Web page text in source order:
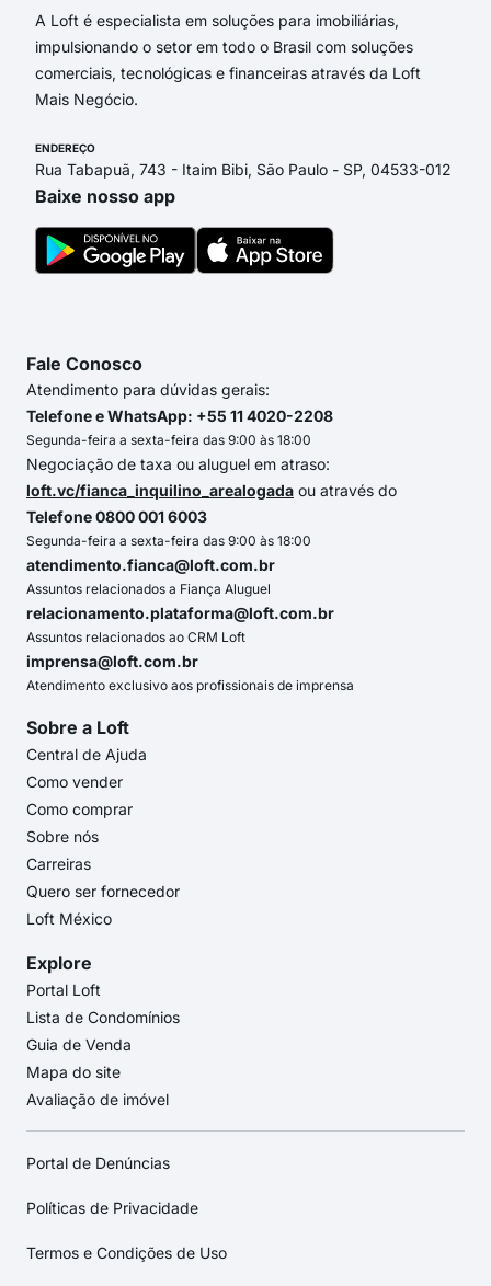
A Loft é especialista em soluções para imobiliárias,
impulsionando o setor em todo o Brasil com soluções
comerciais, tecnológicas e financeiras através da Loft
Mais Negócio.
ENDEREÇO
Rua Tabapuã, 743 - Itaim Bibi, São Paulo - SP, 04533-012
Baixe nosso app
Fale Conosco
Atendimento para dúvidas gerais:
Telefone e WhatsApp: +55 11 4020-2208
Segunda-feira a sexta-feira das 9:00 às 18:00
Negociação de taxa ou aluguel em atraso:
loft.vc/fianca_inquilino_arealogada ou através do
Telefone 0800 001 6003
Segunda-feira a sexta-feira das 9:00 às 18:00
atendimento.fianca@loft.com.br
Assuntos relacionados a Fiança Aluguel
relacionamento.plataforma@loft.com.br
Assuntos relacionados ao CRM Loft
imprensa@loft.com.br
Atendimento exclusivo aos profissionais de imprensa
Sobre a Loft
Central de Ajuda
Como vender
Como comprar
Sobre nós
Carreiras
Quero ser fornecedor
Loft México
Explore
Portal Loft
Lista de Condomínios
Guia de Venda
Mapa do site
Avaliação de imóvel
Portal de Denúncias
Políticas de Privacidade
Termos e Condições de Uso